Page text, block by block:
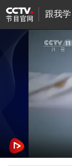
跟我学